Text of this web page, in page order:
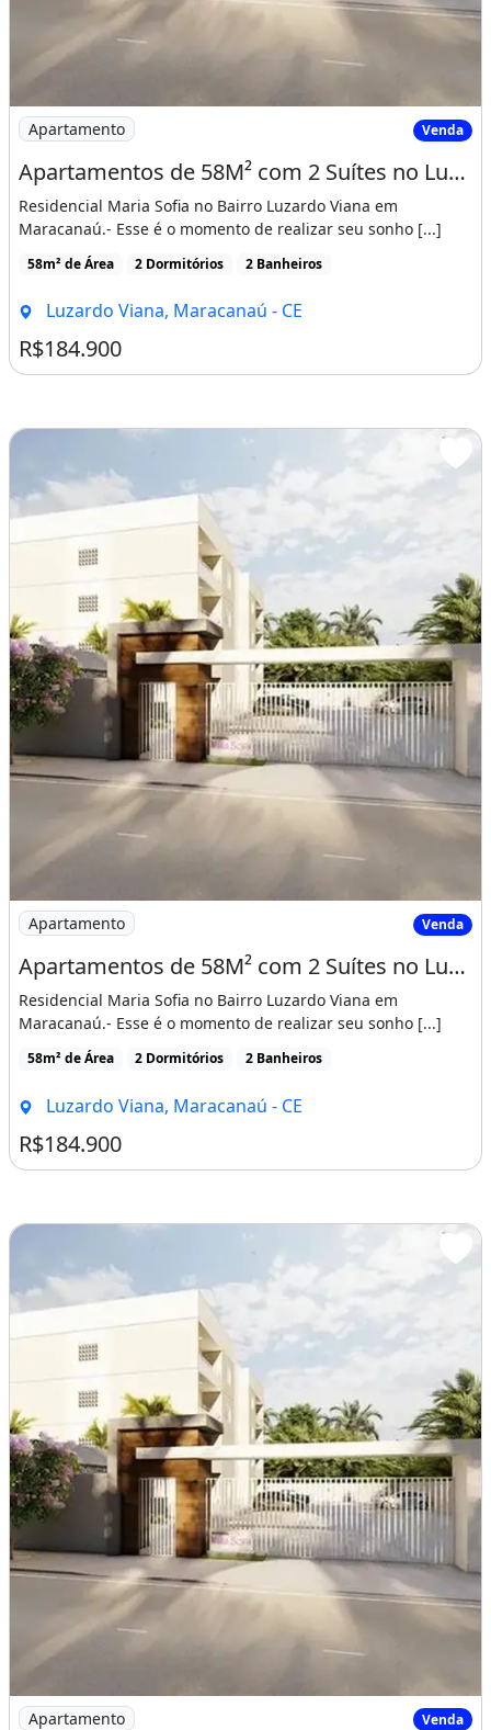
Imagem: Apartamentos de 58M² com 2 Suítes no Luzardo
Apartamento Venda
Apartamentos de 58M² com 2 Suítes no Luzardo Viana, Entrada Facilitada!
Residencial Maria Sofia no Bairro Luzardo Viana em
Maracanaú.- Esse é o momento de realizar seu sonho [...]
58m² de Área 2 Dormitórios 2 Banheiros
Luzardo Viana, Maracanaú - CE
R$184.900
Imagem: Apartamentos de 58M² com 2 Suítes no Luzardo
Apartamento Venda
Apartamentos de 58M² com 2 Suítes no Luzardo Viana, Entrada Facilitada!
Residencial Maria Sofia no Bairro Luzardo Viana em
Maracanaú.- Esse é o momento de realizar seu sonho [...]
58m² de Área 2 Dormitórios 2 Banheiros
Luzardo Viana, Maracanaú - CE
R$184.900
Imagem: Apartamentos de 58M² com 2 Suítes no Luzardo
Apartamento Venda